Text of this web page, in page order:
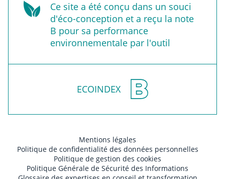
Ce site a été conçu dans un souci
d'éco-conception et a reçu la note
B pour sa performance
environnementale par l'outil
ECOINDEX
Mentions légales
Politique de confidentialité des données personnelles
Politique de gestion des cookies
Politique Générale de Sécurité des Informations